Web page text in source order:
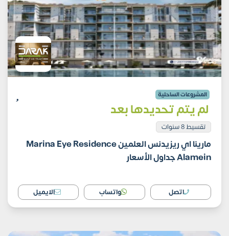
المشروعات الساحلية
لم يتم تحديدها بعد
تقسيط 8 سنوات
مارينا اي ريزيدنس العلمين Marina Eye Residence
Alamein جداول الأسعار
اتصل واتساب الايميل